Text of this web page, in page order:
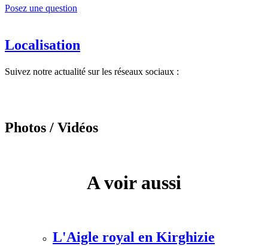
Posez une question
Localisation
Suivez notre actualité sur les réseaux sociaux :
Photos / Vidéos
A voir aussi
L'Aigle royal en Kirghizie